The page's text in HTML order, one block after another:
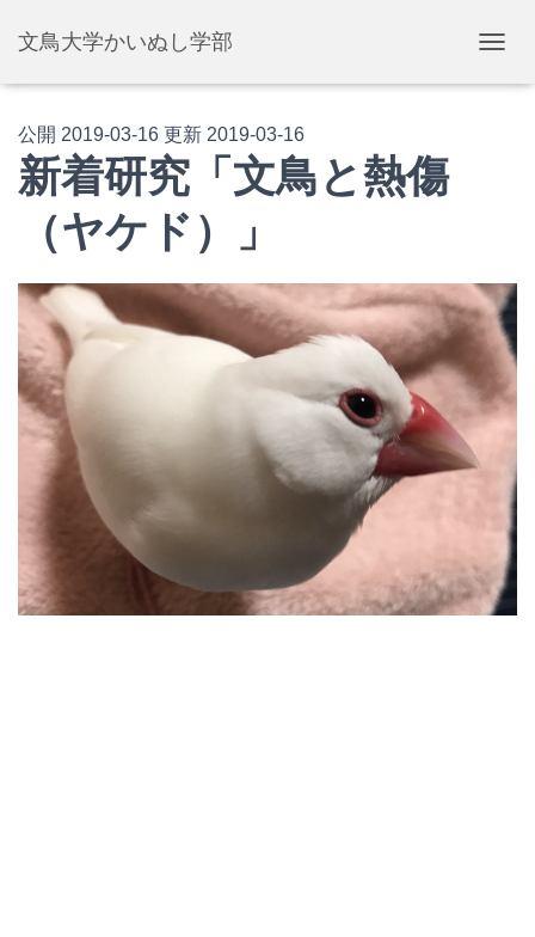
文鳥大学かいぬし学部
ビ
替
え
公開 2019-03-16 更新 2019-03-16
新着研究「文鳥と熱傷
（ヤケド）」